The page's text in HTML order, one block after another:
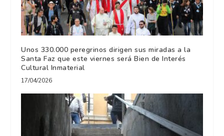
Unos 330.000 peregrinos dirigen sus miradas a la
Santa Faz que este viernes será Bien de Interés
Cultural Inmaterial
17/04/2026